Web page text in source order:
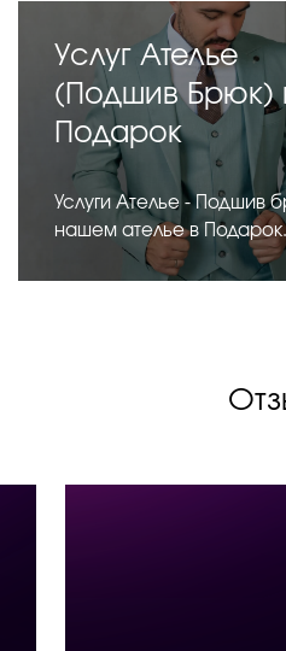
Услуг Ателье
(Подшив Брюк)
Подарок
Услуги Ателье - Подшив
нашем ателье в Подарок.